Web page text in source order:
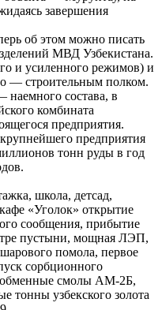
завершения
об этом можно писать
МВД Узбекистана.
и усиленного режимов) и
— строительным полком.
состава, в
комбината
предприятия.
предприятия
тонн руды в год
школа, детсад,
«Уголок» открытие
сообщения, прибытие
пустыни, мощная ЛЭП,
помола, первое
сорбционного
смолы АМ-2Б,
тонны узбекского золота